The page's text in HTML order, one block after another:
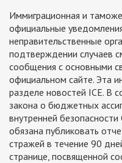
Иммиграционная и
официальные
неправительственные
подтверждении случаев
сообщения с основными
официальном сайте. Эта
разделе новостей ICE. В
закона о бюджетных
внутренней
обязана публиковать
стражей в течение 90
странице, посвященной